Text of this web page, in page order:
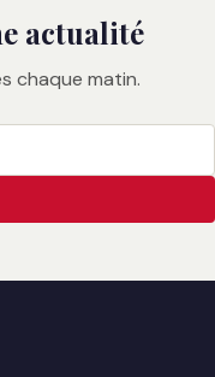
actualité
chaque matin.